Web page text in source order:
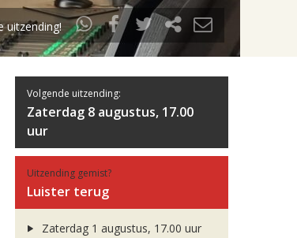
uitzending!
Volgende uitzending:
Zaterdag 8 augustus, 17.00
uur
Uitzending gemist?
Luister terug
Zaterdag 1 augustus, 17.00 uur